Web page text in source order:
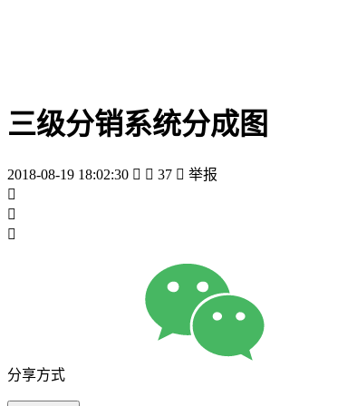
三级分销系统分成图
2018-08-19 18:02:30   37  举报



分享方式